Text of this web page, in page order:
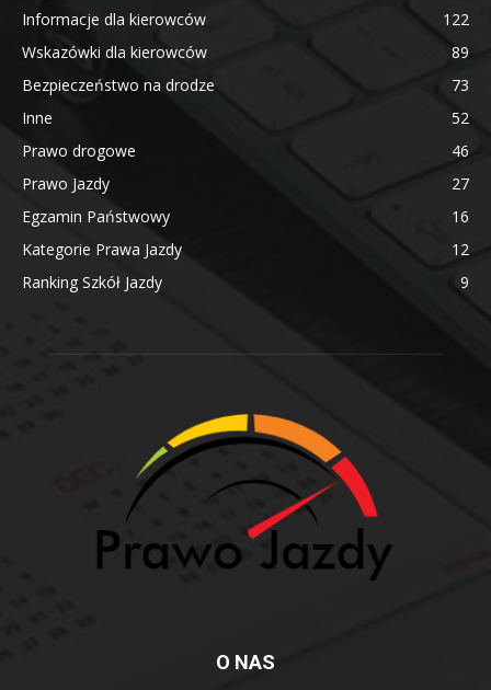
Informacje dla kierowców
122
Wskazówki dla kierowców
89
Bezpieczeństwo na drodze
73
Inne
52
Prawo drogowe
46
Prawo Jazdy
27
Egzamin Państwowy
16
Kategorie Prawa Jazdy
12
Ranking Szkół Jazdy
9
O NAS